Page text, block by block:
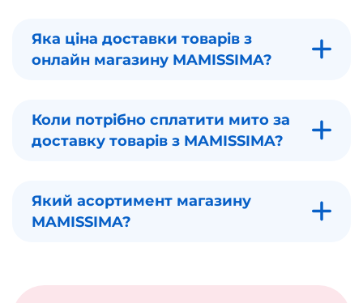
Яка ціна доставки товарів з
онлайн магазину MAMISSIMA?
Коли потрібно сплатити мито за
доставку товарів з MAMISSIMA?
Який асортимент магазину
MAMISSIMA?